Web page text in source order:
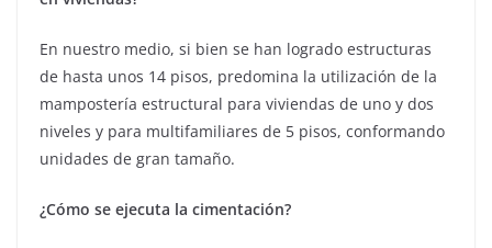
En nuestro medio, si bien se han logrado estructuras
de hasta unos 14 pisos, predomina la utilización de la
mampostería estructural para viviendas de uno y dos
niveles y para multifamiliares de 5 pisos, conformando
unidades de gran tamaño.
¿Cómo se ejecuta la cimentación?